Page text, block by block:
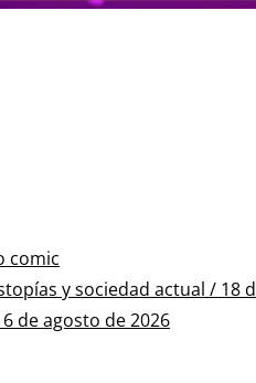
comic
y sociedad actual / 18
de agosto de 2026